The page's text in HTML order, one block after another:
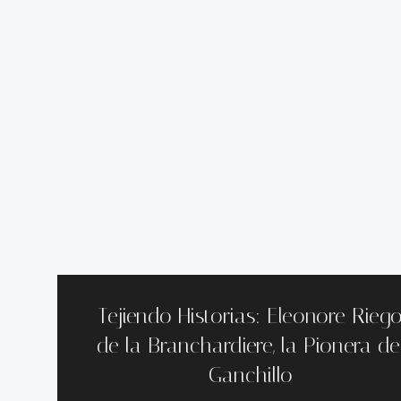
Tejiendo Historias: Eleonore
de la Branchardiere, la Pionera
Ganchillo